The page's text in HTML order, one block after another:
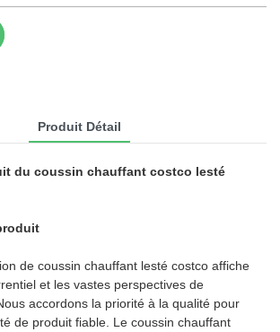
Produit Détail
du coussin chauffant costco lesté
de coussin chauffant lesté costco affiche
et les vastes perspectives de
accordons la priorité à la qualité pour
de produit fiable. Le coussin chauffant